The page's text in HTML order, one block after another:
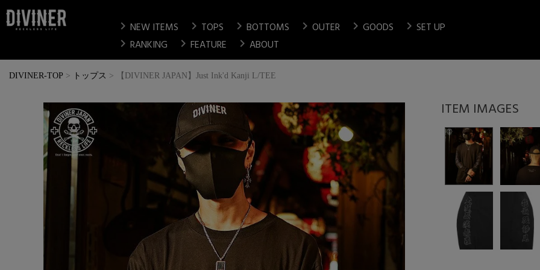
chevron_right NEW ITEMS chevron_right TOPS chevron_right BOTTOMS chevron_right OUTER chevron_right GOODS chevron_right SET UP
chevron_right RANKING chevron_right FEATURE chevron_right ABOUT
DIVINER-TOP トップス 【DIVINER JAPAN】Just Ink'd Kanji L/TEE